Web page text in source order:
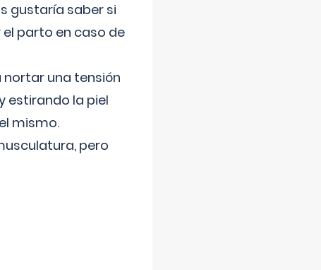
gustaría saber si
parto en caso de
una tensión
estirando la piel
mismo.
pero